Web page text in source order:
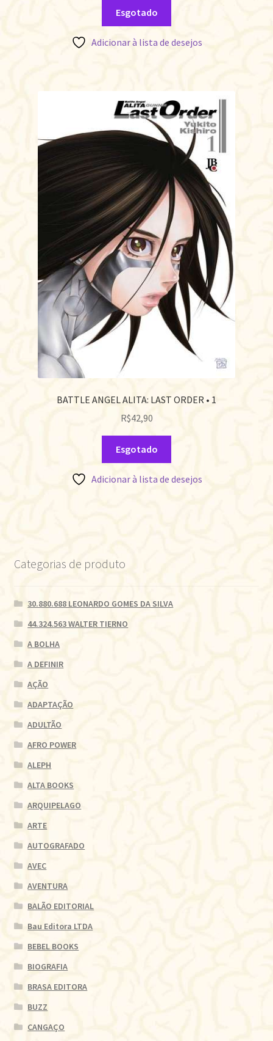
Esgotado
Adicionar à lista de desejos
BATTLE ANGEL ALITA: LAST ORDER • 1
R$42,90
Esgotado
Adicionar à lista de desejos
Categorias de produto
30.880.688 LEONARDO GOMES DA SILVA
44.324.563 WALTER TIERNO
A BOLHA
A DEFINIR
AÇÃO
ADAPTAÇÃO
ADULTÃO
AFRO POWER
ALEPH
ALTA BOOKS
ARQUIPELAGO
ARTE
AUTOGRAFADO
AVEC
AVENTURA
BALÃO EDITORIAL
Bau Editora LTDA
BEBEL BOOKS
BIOGRAFIA
BRASA EDITORA
BUZZ
CANGAÇO